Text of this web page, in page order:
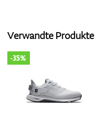
Verwandte Produkte
-35%